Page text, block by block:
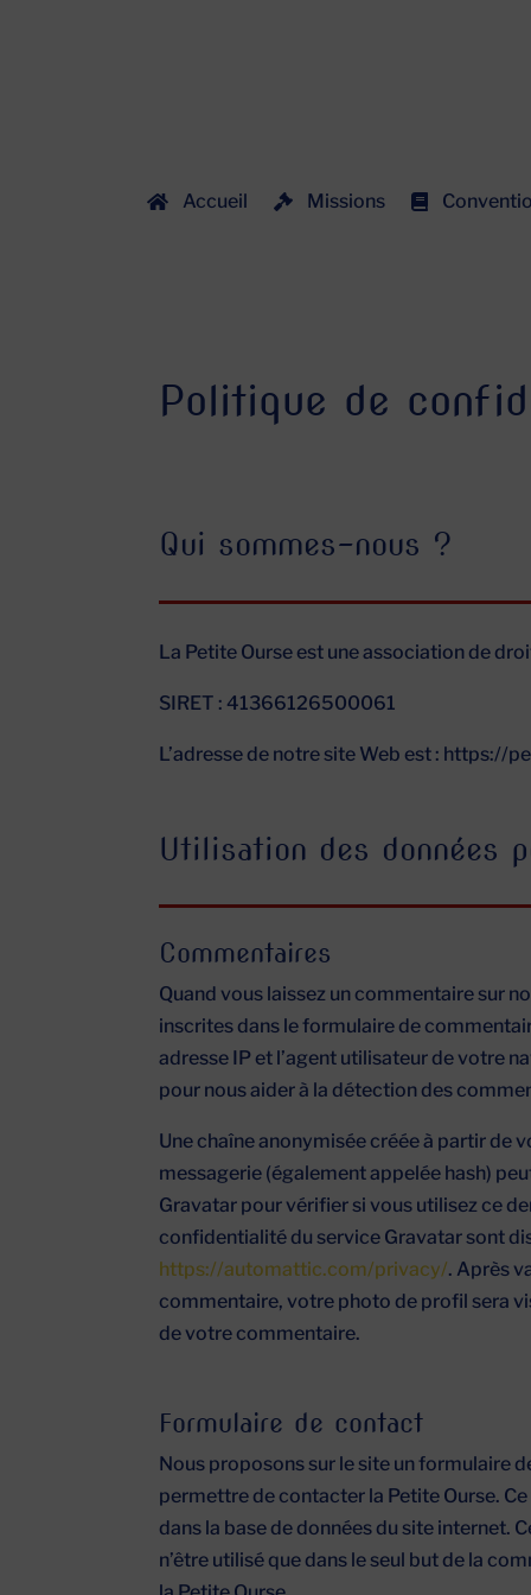
Accueil Missions
Politique de
Qui sommes-nous ?
La Petite Ourse est une association de
SIRET : 41366126500061
L’adresse de notre site Web est : https://
Utilisation des données
Commentaires
Quand vous laissez un commentaire sur
inscrites dans le formulaire de
adresse IP et l’agent utilisateur de votre
pour nous aider à la détection des
Une chaîne anonymisée créée à partir de
messagerie (également appelée hash)
Gravatar pour vérifier si vous utilisez ce
confidentialité du service Gravatar sont
https://automattic.com/privacy/. Après
commentaire, votre photo de profil sera
de votre commentaire.
Formulaire de contact
Nous proposons sur le site un formulaire
permettre de contacter la Petite Ourse.
dans la base de données du site internet.
n’être utilisé que dans le seul but de la